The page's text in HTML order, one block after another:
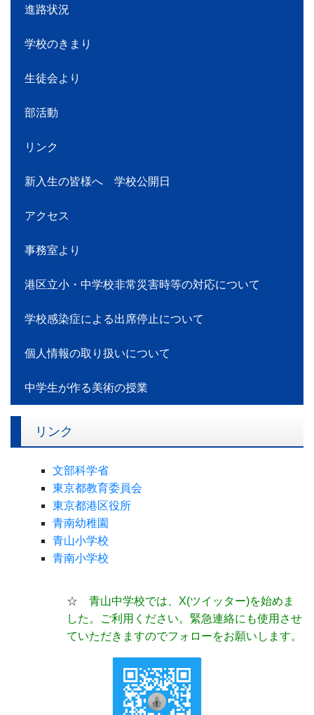
進路状況
学校のきまり
生徒会より
部活動
リンク
新入生の皆様へ 学校公開日
アクセス
事務室より
港区立小・中学校非常災害時等の対応について
学校感染症による出席停止について
個人情報の取り扱いについて
中学生が作る美術の授業
リンク
文部科学省
東京都教育委員会
東京都港区役所
青南幼稚園
青山小学校
青南小学校
☆ 青山中学校では、X(ツイッター)を始めま
した。ご利用ください。緊急連絡にも使用させ
ていただきますのでフォローをお願いします。